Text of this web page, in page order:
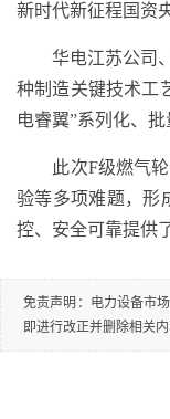
新时代新征程国资
华电江苏公司、
种制造关键技术工
电睿翼”系列化、批
此次F级燃气轮
验等多项难题，形
控、安全可靠提供
免责声明：电力设备市
即进行改正并删除相关内